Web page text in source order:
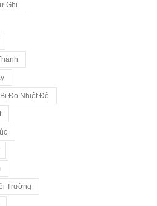
Ghi
Đo Nhiệt Độ
Trường